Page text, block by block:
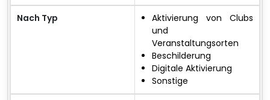
Nach Typ
Aktivierung von Clubs
und
Veranstaltungsorten
Beschilderung
Digitale Aktivierung
Sonstige